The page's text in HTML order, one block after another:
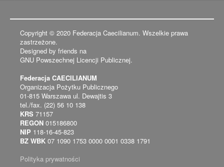
Copyright © 2020 Federacja Caecilianum. Wszelkie prawa
zastrzeżone.
Designed by friends na
GNU Powszechnej Licencji Publicznej.
Federacja CAECILIANUM
Organizacja Pożytku Publicznego
01-815 Warszawa ul. Dewajtis 3
tel./fax. (22) 56 10 138
KRS 71157
REGON 015186800
NIP 118-16-45-823
BZ WBK 07 1090 1753 0000 0001 0338 1791
Polityka prywatności